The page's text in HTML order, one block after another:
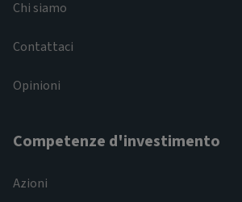
Chi siamo
Contattaci
Opinioni
Competenze d'investimento
Azioni